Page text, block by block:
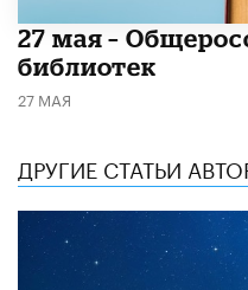
​27 мая –
библиотек
27 МАЯ
ДРУГИЕ СТАТЬИ